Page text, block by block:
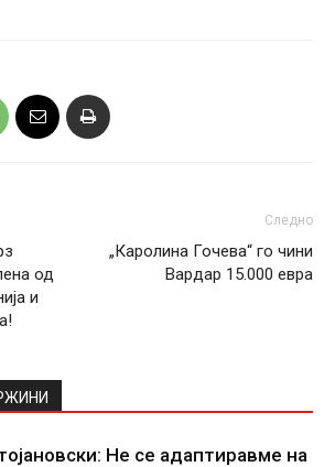
од
и
Следно
„Каролина Гочева“ го чини
Вардар 15.000 евра
Не се адаптиравме на